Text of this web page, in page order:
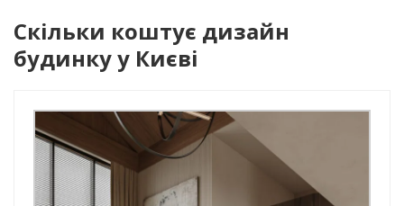
Скільки коштує дизайн
будинку у Києві